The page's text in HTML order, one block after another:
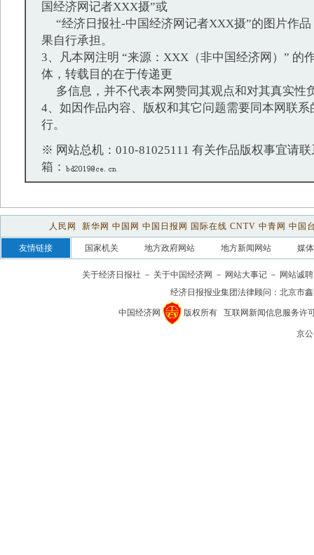
国经济网记者XXX摄”或
“经济日报社-中国经济网记者XXX摄”的图片作品
果自行承担。
3、凡本网注明 “来源：XXX（非中国经济网）” 的
体，转载目的在于传递更
多信息，并不代表本网赞同其观点和对其真实性
4、如因作品内容、版权和其它问题需要同本网联系
行。
※ 网站总机：010-81025111 有关作品版权事宜请联
箱：
人民网 新华网 中国网 中国日报网 国际在线 CNTV 中青网 中国
友情链接 国家机关 地方政府网站 地方新闻网站 媒
关于经济日报社 － 关于中国经济网 － 网站大事记 － 网站诚聘
经济日报报业集团法律顾问： 北京市
中国经济网 版权所有 互联网新闻信息服务许
京